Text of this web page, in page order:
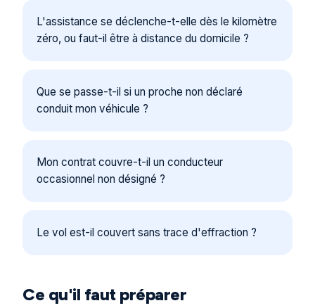
L'assistance se déclenche-t-elle dès le kilomètre
zéro, ou faut-il être à distance du domicile ?
Que se passe-t-il si un proche non déclaré
conduit mon véhicule ?
Mon contrat couvre-t-il un conducteur
occasionnel non désigné ?
Le vol est-il couvert sans trace d'effraction ?
Ce qu'il faut préparer